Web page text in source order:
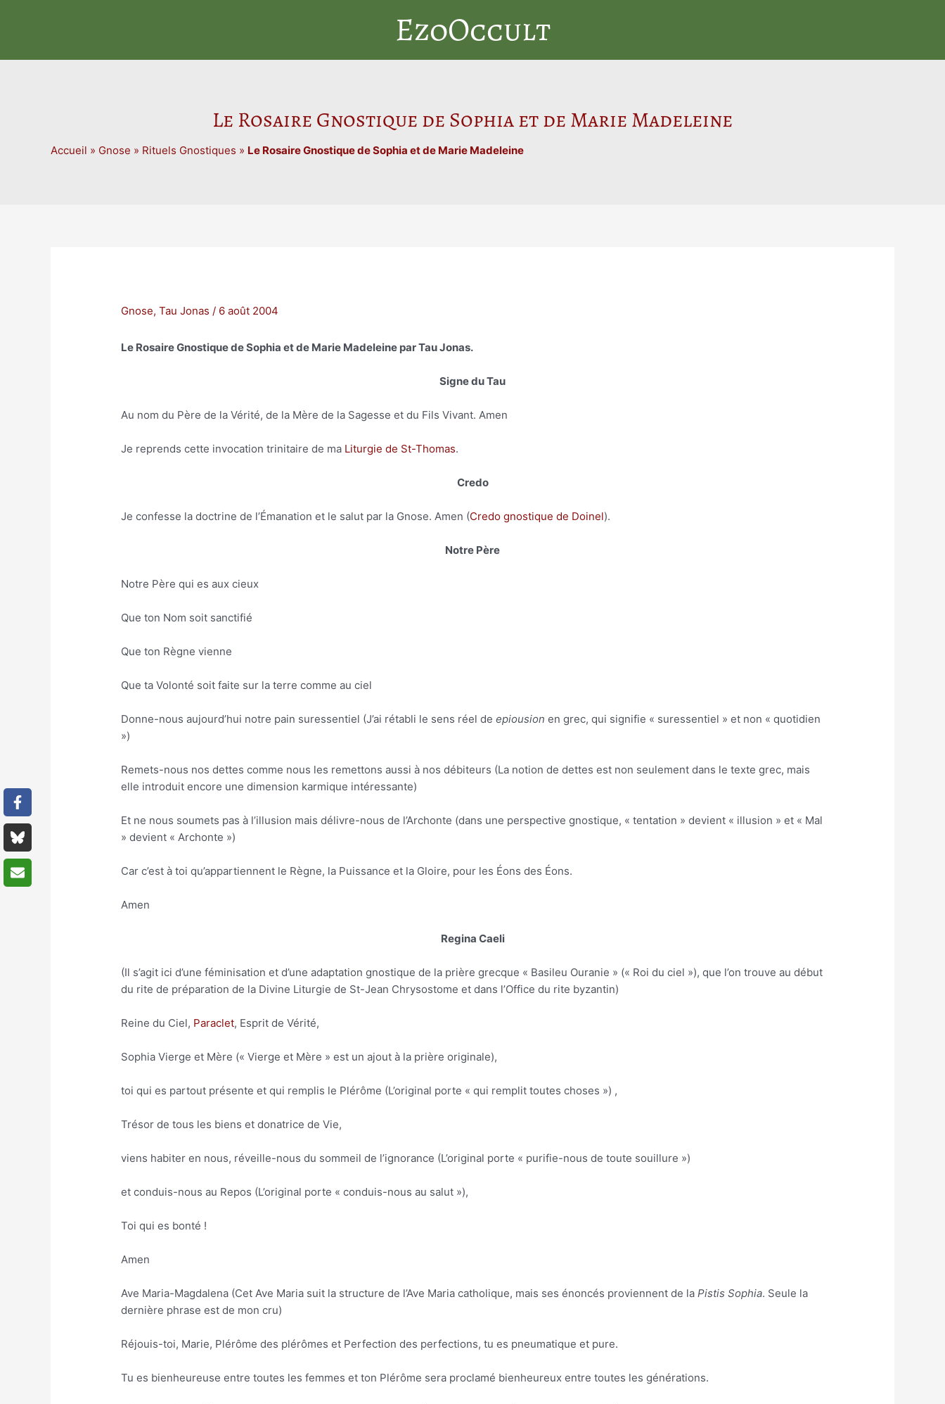
EzoOccult
Le Rosaire Gnostique de Sophia et de Marie Madeleine
Accueil » Gnose » Rituels Gnostiques » Le Rosaire Gnostique de Sophia et de Marie Madeleine
Gnose,Tau Jonas / 6 août 2004
Le Rosaire Gnostique de Sophia et de Marie Madeleine par Tau Jonas.
Signe du Tau
Au nom du Père de la Vérité, de la Mère de la Sagesse et du Fils Vivant. Amen
Je reprends cette invocation trinitaire de ma Liturgie de St-Thomas.
Credo
Je confesse la doctrine de l’Émanation et le salut par la Gnose. Amen (Credo gnostique de Doinel).
Notre Père
Notre Père qui es aux cieux
Que ton Nom soit sanctifié
Que ton Règne vienne
Que ta Volonté soit faite sur la terre comme au ciel
Donne-nous aujourd’hui notre pain suressentiel (J’ai rétabli le sens réel deepiousion en grec, qui signifie « suressentiel » et non « quotidien
»)
Remets-nous nos dettes comme nous les remettons aussi à nos débiteurs (La notion de dettes est non seulement dans le texte grec, mais
elle introduit encore une dimension karmique intéressante)
Et ne nous soumets pas à l’illusion mais délivre-nous de l’Archonte (dans une perspective gnostique, « tentation » devient « illusion » et « Mal
» devient « Archonte »)
Car c’est à toi qu’appartiennent le Règne, la Puissance et la Gloire, pour les Éons des Éons.
Amen
Regina Caeli
(Il s’agit ici d’une féminisation et d’une adaptation gnostique de la prière grecque « Basileu Ouranie » (« Roi du ciel »), que l’on trouve au début
du rite de préparation de la Divine Liturgie de St-Jean Chrysostome et dans l’Office du rite byzantin)
Reine du Ciel, Paraclet, Esprit de Vérité,
Sophia Vierge et Mère (« Vierge et Mère » est un ajout à la prière originale),
toi qui es partout présente et qui remplis le Plérôme (L’original porte « qui remplit toutes choses ») ,
Trésor de tous les biens et donatrice de Vie,
viens habiter en nous, réveille-nous du sommeil de l’ignorance (L’original porte « purifie-nous de toute souillure »)
et conduis-nous au Repos (L’original porte « conduis-nous au salut »),
Toi qui es bonté !
Amen
Ave Maria-Magdalena (Cet Ave Maria suit la structure de l’Ave Maria catholique, mais ses énoncés proviennent de laPistis Sophia. Seule la
dernière phrase est de mon cru)
Réjouis-toi, Marie, Plérôme des plérômes et Perfection des perfections, tu es pneumatique et pure.
Tu es bienheureuse entre toutes les femmes et ton Plérôme sera proclamé bienheureux entre toutes les générations.